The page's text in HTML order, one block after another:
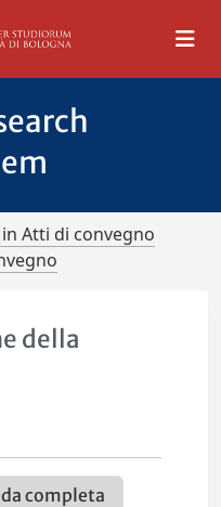
Atti di convegno
della
completa